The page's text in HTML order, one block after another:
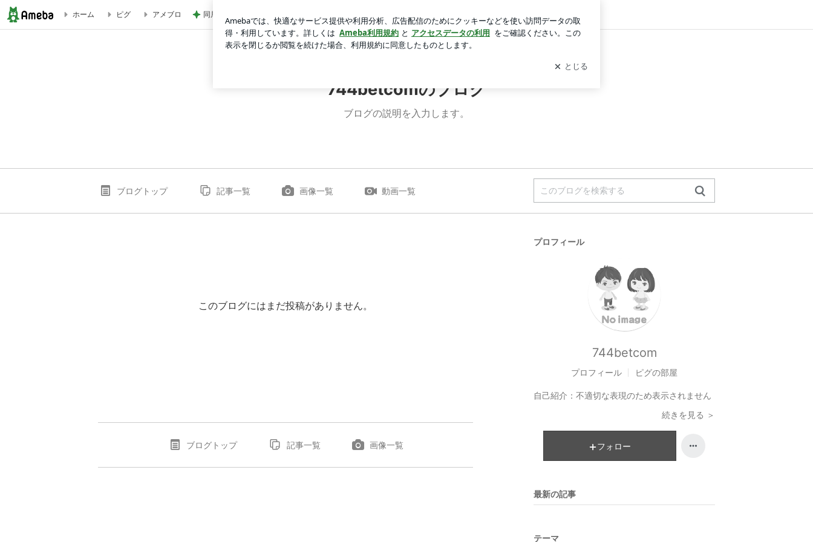
ホーム ピグ アメブロ 同居する嫁の合理的なひと言 ログイン
744betcomのブログ
ブログの説明を入力します。
ブログトップ 記事一覧 画像一覧 動画一覧
このブログにはまだ投稿がありません。
ブログトップ 記事一覧 画像一覧
プロフィール
744betcom
プロフィール ピグの部屋
自己紹介： 不適切な表現のため表示されません
続きを見る ＞
フォロー
最新の記事
テーマ